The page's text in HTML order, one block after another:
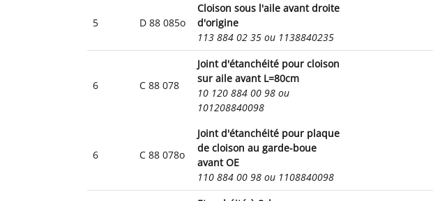
5 D 88 085o
Cloison sous l'aile avant droite
d'origine
113 884 02 35 ou 1138840235
6 C 88 078
Joint d'étanchéité pour cloison
sur aile avant L=80cm
10 120 884 00 98 ou
101208840098
6 C 88 078o
Joint d'étanchéité pour plaque
de cloison au garde-boue
avant OE
110 884 00 98 ou 1108840098